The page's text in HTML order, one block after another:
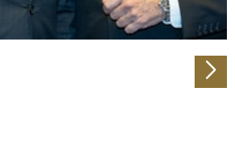
geben wir Informationen zu Ihrer
Website an unsere Partner für
Informationen möglicherweise mit
die Sie ihnen bereitgestellt